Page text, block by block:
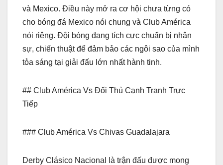
và Mexico. Điều này mở ra cơ hội chưa từng có
cho bóng đá Mexico nói chung và Club América
nói riêng. Đội bóng đang tích cực chuẩn bị nhân
sự, chiến thuật để đảm bảo các ngôi sao của mình
tỏa sáng tại giải đấu lớn nhất hành tinh.
## Club América Vs Đối Thủ Cạnh Tranh Trực
Tiếp
### Club América Vs Chivas Guadalajara
Derby Clásico Nacional là trận đấu được mong